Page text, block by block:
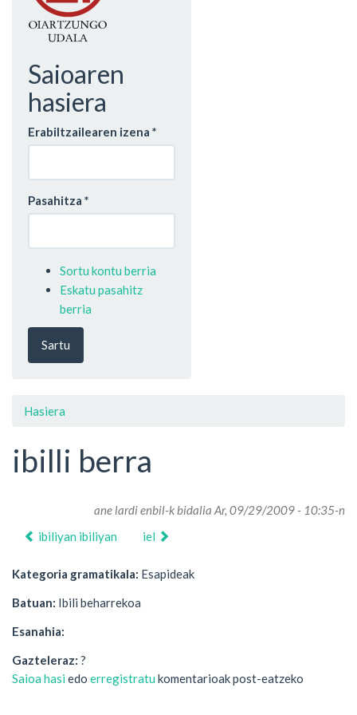
Saioaren
hasiera
Erabiltzailearen izena *
Pasahitza *
Sortu kontu berria
Eskatu pasahitz
berria
Sartu
Hasiera
ibilli berra
ane lardi enbil-k bidalia Ar, 09/29/2009 - 10:35-n
ibiliyan ibiliyan
iel
Kategoria gramatikala: Esapideak
Batuan: Ibili beharrekoa
Esanahia:
Gazteleraz: ?
Saioa hasi edo erregistratu komentarioak post-eatzeko